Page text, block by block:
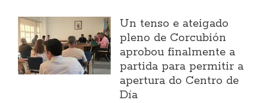
Un tenso e ateigado
pleno de Corcubión
aprobou finalmente a
partida para permitir a
apertura do Centro de
Día